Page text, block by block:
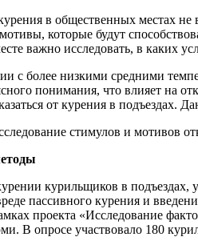
в общественных местах
которые будут
важно исследовать, в каких
с более низкими средними
понимания, что влияет на
от курения в подъездах.
стимулов и мотивов
курильщиков в подъездах,
пассивного курения и
проекта «Исследование
В опросе участвовало 180